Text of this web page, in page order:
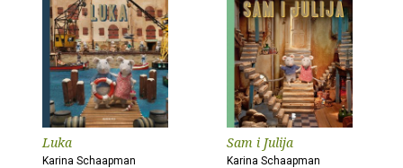
Luka
Karina Schaapman
Sam i Julija
Karina Schaapman